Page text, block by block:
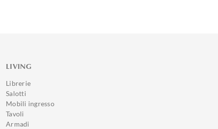
LIVING
Librerie
Salotti
Mobili ingresso
Tavoli
Armadi